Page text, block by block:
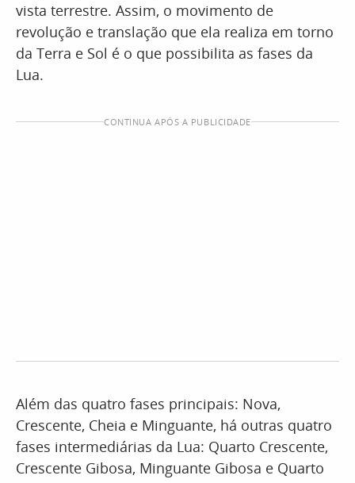
vista terrestre. Assim, o movimento de
revolução e translação que ela realiza em torno
da Terra e Sol é o que possibilita as fases da
Lua.
CONTINUA APÓS A PUBLICIDADE
Além das quatro fases principais: Nova,
Crescente, Cheia e Minguante, há outras quatro
fases intermediárias da Lua: Quarto Crescente,
Crescente Gibosa, Minguante Gibosa e Quarto